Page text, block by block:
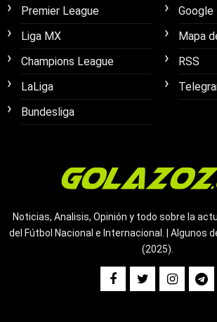
Premier League
Liga MX
Champions League
LaLiga
Bundesliga
Google
Mapa
RSS
Noticias, Analisis, Opinión y todo sobre la
del Fútbol Nacional e Internacional. | Algunos
(2025).